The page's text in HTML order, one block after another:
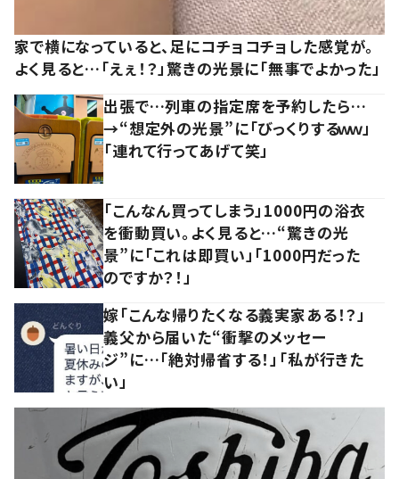
家で横になっていると、足にコチョコチョした感覚が。
よく見ると…「えぇ！？」驚きの光景に「無事でよかった」
出張で…列車の指定席を予約したら…
→“想定外の光景”に「びっくりするｗｗ」
「連れて行ってあげて笑」
「こんなん買ってしまう」1000円の浴衣
を衝動買い。よく見ると…“驚きの光
景”に「これは即買い」「1000円だった
のですか？！」
嫁「こんな帰りたくなる義実家ある！？」
義父から届いた“衝撃のメッセー
ジ”に…「絶対帰省する！」「私が行きた
い」